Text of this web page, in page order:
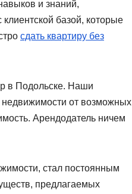
и знаний,
базой, которые
сдать квартиру без
в Подольске. Наши
недвижимости от возможных
Арендодатель ничем
стал постоянным
предлагаемых